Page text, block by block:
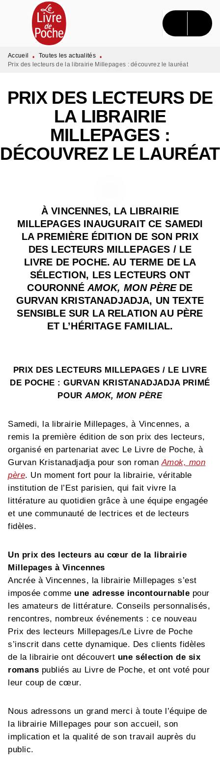
MENU RECHERCHE CONTENU
PIED DE PAGE
Accueil • Toutes les actualités •
Prix des lecteurs de la librairie Millepages : découvrez le lauréat
PRIX DES LECTEURS DE
LA LIBRAIRIE
MILLEPAGES :
DÉCOUVREZ LE LAURÉAT
À VINCENNES, LA LIBRAIRIE
MILLEPAGES INAUGURAIT CE SAMEDI
LA PREMIÈRE ÉDITION DE SON PRIX
DES LECTEURS MILLEPAGES / LE
LIVRE DE POCHE. AU TERME DE LA
SÉLECTION, LES LECTEURS ONT
COURONNÉ AMOK, MON PÈREDE
GURVAN KRISTANADJADJA, UN TEXTE
SENSIBLE SUR LA RELATION AU PÈRE
ET L’HÉRITAGE FAMILIAL.
PRIX DES LECTEURS MILLEPAGES / LE LIVRE
DE POCHE : GURVAN KRISTANADJADJA PRIMÉ
POURAMOK, MON PÈRE
Samedi, la librairie Millepages, à Vincennes, a
remis la première édition de son prix des lecteurs,
organisé en partenariat avec Le Livre de Poche, à
Gurvan Kristanadjadja pour son romanAmok, mon
père. Un moment fort pour la librairie, véritable
institution de l’Est parisien, qui fait vivre la
littérature au quotidien grâce à une équipe engagée
et une communauté de lectrices et de lecteurs
fidèles.
Un prix des lecteurs au cœur de la librairie
Millepages à Vincennes
Ancrée à Vincennes, la librairie Millepages s’est
imposée comme une adresse incontournable pour
les amateurs de littérature. Conseils personnalisés,
rencontres, nombreux événements : ce nouveau
Prix des lecteurs Millepages/Le Livre de Poche
s’inscrit dans cette dynamique. Des clients fidèles
de la librairie ont découvert une sélection de six
romans publiés au Livre de Poche, et ont voté pour
leur coup de cœur.
Nous adressons un grand merci à toute l’équipe de
la librairie Millepages pour son accueil, son
implication et la qualité de son travail auprès du
public.